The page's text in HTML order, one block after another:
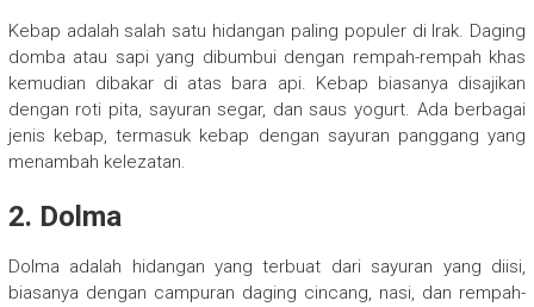
Kebap adalah salah satu hidangan paling populer di Irak. Daging
domba atau sapi yang dibumbui dengan rempah-rempah khas
kemudian dibakar di atas bara api. Kebap biasanya disajikan
dengan roti pita, sayuran segar, dan saus yogurt. Ada berbagai
jenis kebap, termasuk kebap dengan sayuran panggang yang
menambah kelezatan.
2. Dolma
Dolma adalah hidangan yang terbuat dari sayuran yang diisi,
biasanya dengan campuran daging cincang, nasi, dan rempah-